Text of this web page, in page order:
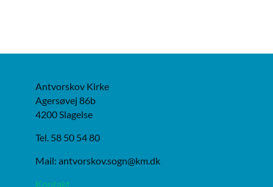
Antvorskov Kirke
Agersøvej 86b
4200 Slagelse
Tel. 58 50 54 80
Mail: antvorskov.sogn@km.dk
Kontakt